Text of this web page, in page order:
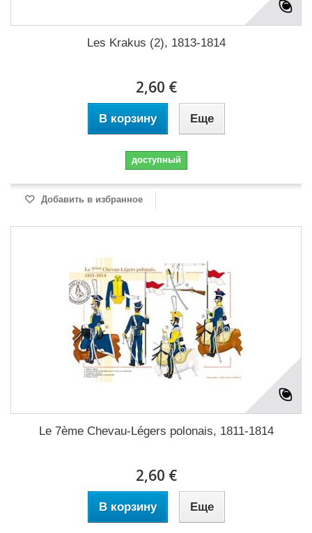
Les Krakus (2), 1813-1814
2,60 €
В корзину Еще
доступный
Добавить в избранное
Le 7ème Chevau-Légers polonais, 1811-1814
2,60 €
В корзину Еще